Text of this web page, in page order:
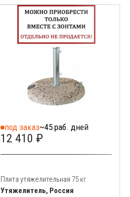
под заказ~45 раб. дней
12 410 ₽
Плита утяжелительная 75 кг
Утяжелитель, Россия